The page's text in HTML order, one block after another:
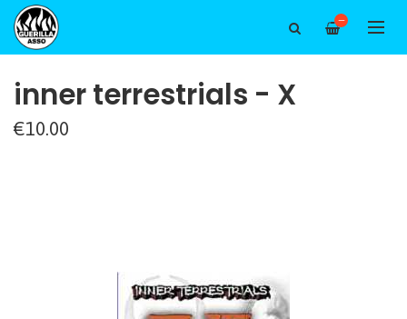
—
inner terrestrials - X
€10.00